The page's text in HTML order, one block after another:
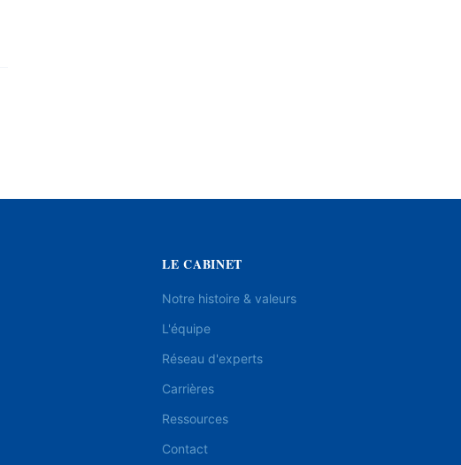
LE CABINET
Notre histoire & valeurs
L'équipe
Réseau d'experts
Carrières
Ressources
Contact